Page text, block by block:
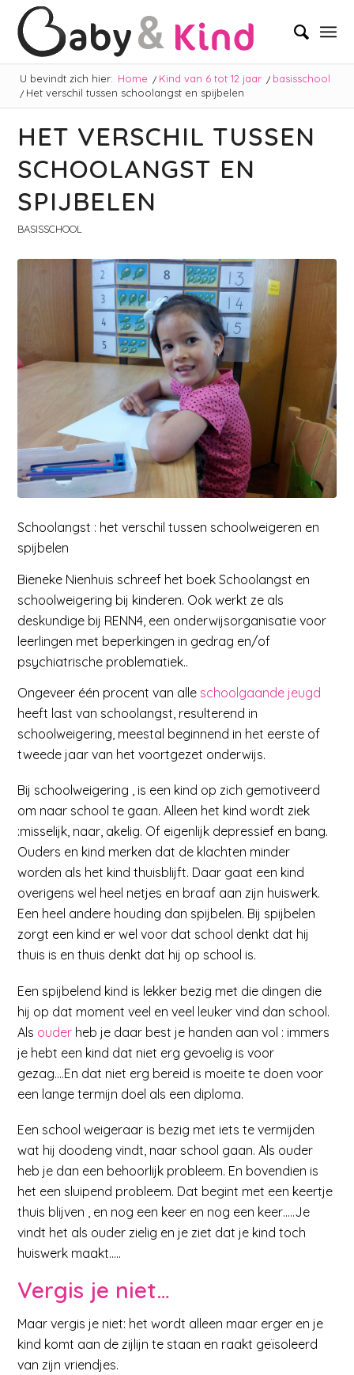
U bevindt zich hier: Home / Kind van 6 tot 12 jaar / basisschool
/ Het verschil tussen schoolangst en spijbelen
HET VERSCHIL TUSSEN
SCHOOLANGST EN
SPIJBELEN
BASISSCHOOL
Schoolangst : het verschil tussen schoolweigeren en
spijbelen
Bieneke Nienhuis schreef het boek Schoolangst en
schoolweigering bij kinderen. Ook werkt ze als
deskundige bij RENN4, een onderwijsorganisatie voor
leerlingen met beperkingen in gedrag en/of
psychiatrische problematiek..
Ongeveer één procent van alle schoolgaande jeugd
heeft last van schoolangst, resulterend in
schoolweigering, meestal beginnend in het eerste of
tweede jaar van het voortgezet onderwijs.
Bij schoolweigering , is een kind op zich gemotiveerd
om naar school te gaan. Alleen het kind wordt ziek
:misselijk, naar, akelig. Of eigenlijk depressief en bang.
Ouders en kind merken dat de klachten minder
worden als het kind thuisblijft. Daar gaat een kind
overigens wel heel netjes en braaf aan zijn huiswerk.
Een heel andere houding dan spijbelen. Bij spijbelen
zorgt een kind er wel voor dat school denkt dat hij
thuis is en thuis denkt dat hij op school is.
Een spijbelend kind is lekker bezig met die dingen die
hij op dat moment veel en veel leuker vind dan school.
Als ouder heb je daar best je handen aan vol : immers
je hebt een kind dat niet erg gevoelig is voor
gezag….En dat niet erg bereid is moeite te doen voor
een lange termijn doel als een diploma.
Een school weigeraar is bezig met iets te vermijden
wat hij doodeng vindt, naar school gaan. Als ouder
heb je dan een behoorlijk probleem. En bovendien is
het een sluipend probleem. Dat begint met een keertje
thuis blijven , en nog een keer en nog een keer…..Je
vindt het als ouder zielig en je ziet dat je kind toch
huiswerk maakt…..
Vergis je niet…
Maar vergis je niet: het wordt alleen maar erger en je
kind komt aan de zijlijn te staan en raakt geïsoleerd
van zijn vriendjes.